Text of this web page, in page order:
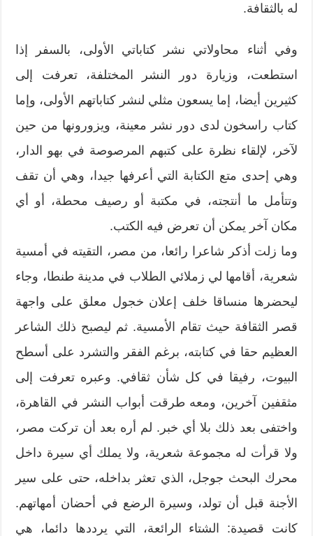
له بالثقافة.
وفي أثناء محاولاتي نشر كتاباتي الأولى، بالسفر إذا
استطعت، وزيارة دور النشر المختلفة، تعرفت إلى
كثيرين أيضا، إما يسعون مثلي لنشر كتاباتهم الأولى، وإما
كتاب راسخون لدى دور نشر معينة، ويزورونها من حين
لآخر، لإلقاء نظرة على كتبهم المرصوصة في بهو الدار،
وهي إحدى متع الكتابة التي أعرفها جيدا، وهي أن تقف
وتتأمل ما أنتجته، في مكتبة أو رصيف محطة، أو أي
مكان آخر يمكن أن تعرض فيه الكتب.
وما زلت أذكر شاعرا رائعا، من مصر، التقيته في أمسية
شعرية، أقامها لي زملائي الطلاب في مدينة طنطا، وجاء
ليحضرها منساقا خلف إعلان خجول معلق على واجهة
قصر الثقافة حيث تقام الأمسية. ثم ليصبح ذلك الشاعر
العظيم حقا في كتابته، برغم الفقر والتشرد على أسطح
البيوت، رفيقا في كل شأن ثقافي. وعبره تعرفت إلى
مثقفين آخرين، ومعه طرقت أبواب النشر في القاهرة،
واختفى بعد ذلك بلا أي خبر. لم أره بعد أن تركت مصر،
ولا قرأت له مجموعة شعرية، ولا يملك أي سيرة داخل
محرك البحث جوجل، الذي تعثر بداخله، حتى على سير
الأجنة قبل أن تولد، وسيرة الرضع في أحضان أمهاتهم.
كانت قصيدة: الشتاء الرائعة، التي يرددها دائما، هي